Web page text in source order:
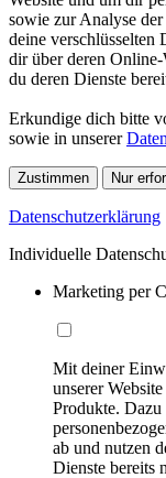
sowie zur Analyse
deine verschlüsselten
dir über deren
du deren Dienste
Erkundige dich bitte
sowie in unserer
Zustimmen Nur
Datenschutzerklärung
Individuelle
Marketing per
Mit deiner
unserer
Produkte. Dazu
ab und nutzen
Dienste bereits